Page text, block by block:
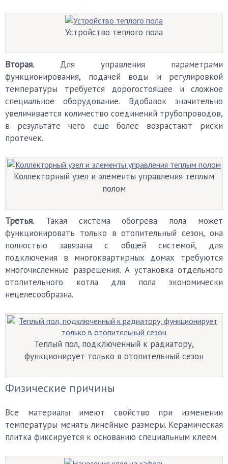
Устройство теплого пола
Вторая. Для управления параметрами
функционирования, подачей воды и регулировкой
температуры требуется дорогостоящее и сложное
специальное оборудование. Вдобавок значительно
увеличивается количество соединений трубопроводов,
в результате чего еще более возрастают риски
протечек.
Коллекторный узел и элементы управления теплым
полом
Третья. Такая система обогрева пола может
функционировать только в отопительный сезон, она
полностью завязана с общей системой, для
подключения в многоквартирных домах требуются
многочисленные разрешения. А установка отдельного
отопительного котла для пола экономически
нецелесообразна.
Теплый пол, подключенный к радиатору,
функционирует только в отопительный сезон
Физические причины
Все материалы имеют свойство при изменении
температуры менять линейные размеры. Керамическая
плитка фиксируется к основанию специальным клеем.